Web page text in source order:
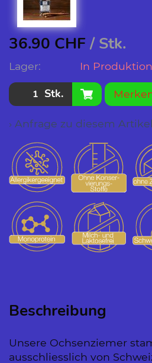
36.90 CHF/ Stk.
Lager: In Produktion
Stk.
› Anfrage zu diesem Artikel
Beschreibung
Unsere Ochsenziemer
ausschliesslich von